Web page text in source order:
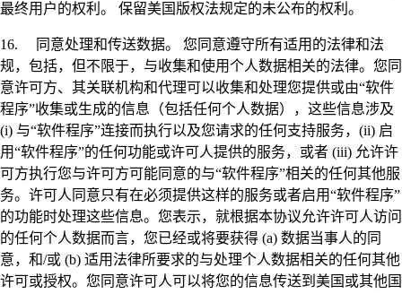
最终用户的权利。 保留美国版权法规定的未公布的权利。
16. 同意处理和传送数据。 您同意遵守所有适用的法律和法
规，包括，但不限于，与收集和使用个人数据相关的法律。您同
意许可方、其关联机构和代理可以收集和处理您提供或由“软件
程序”收集或生成的信息（包括任何个人数据），这些信息涉及
(i) 与“软件程序”连接而执行以及您请求的任何支持服务，(ii) 启
用“软件程序”的任何功能或许可人提供的服务，或者 (iii) 允许许
可方执行您与许可方可能同意的与“软件程序”相关的任何其他服
务。许可人同意只有在必须提供这样的服务或者启用“软件程序”
的功能时处理这些信息。您表示，就根据本协议允许许可人访问
的任何个人数据而言，您已经或将要获得 (a) 数据当事人的同
意，和/或 (b) 适用法律所要求的与处理个人数据相关的任何其他
许可或授权。您同意许可人可以将您的信息传送到美国或其他国